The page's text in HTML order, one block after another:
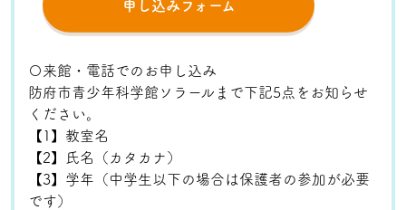
申し込みフォーム
〇来館・電話でのお申し込み
防府市青少年科学館ソラールまで下記5点をお知らせ
ください。
【1】教室名
【2】氏名（カタカナ）
【3】学年（中学生以下の場合は保護者の参加が必要
です）